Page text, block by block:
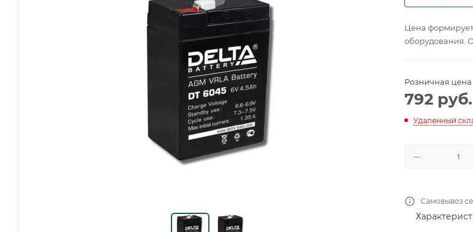
Цена
оборудования.
Розничная цена
792 руб.
Удаленный
Самовывоз